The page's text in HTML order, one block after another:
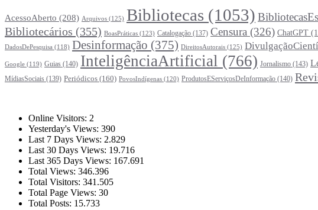
AcessoAberto (208) Arquivos (125) Bibliotecas (1053)
Bibliotecários (355) BoasPráticas (123) Catalogação (137) Censura (326) ChatGPT
DadosDePesquisa (118) Desinformação (375) DireitosAutorais (125)
Google (119) Guias (140) InteligênciaArtificial (766) Jornalismo (143)
MídiasSociais (139) Periódicos (160) PovosIndígenas (120) ProdutosEServiçosDeInformação (140)
Online Visitors: 2
Yesterday's Views: 390
Last 7 Days Views: 2.829
Last 30 Days Views: 19.716
Last 365 Days Views: 167.691
Total Views: 346.396
Total Visitors: 341.505
Total Page Views: 30
Total Posts: 15.733